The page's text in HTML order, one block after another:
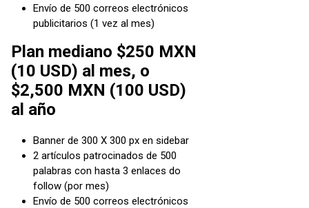
Envío de 500 correos electrónicos
publicitarios (1 vez al mes)
Plan mediano $250 MXN
(10 USD) al mes, o
$2,500 MXN (100 USD)
al año
Banner de 300 X 300 px en sidebar
2 artículos patrocinados de 500
palabras con hasta 3 enlaces do
follow (por mes)
Envío de 500 correos electrónicos